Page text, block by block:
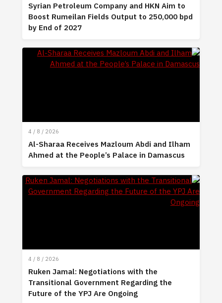
Syrian Petroleum Company and HKN Aim to
Boost Rumeilan Fields Output to 250,000 bpd
by End of 2027
4 / 8 / 2026
Al-Sharaa Receives Mazloum Abdi and Ilham
Ahmed at the People’s Palace in Damascus
4 / 8 / 2026
Ruken Jamal: Negotiations with the
Transitional Government Regarding the
Future of the YPJ Are Ongoing